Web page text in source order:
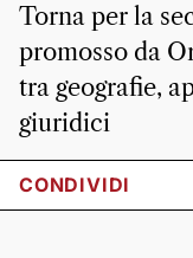
Torna per la
promosso da
tra geografie,
giuridici
CONDIVIDI